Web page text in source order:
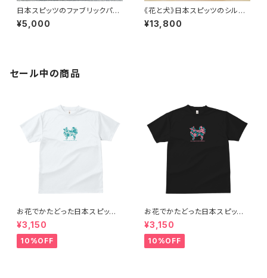
日本スピッツのファブリックパネ
ル（アートボード） 30cm x 30c
m
¥5,000
《花と犬》日本スピッツのシルエ
ットとプリザーブドフラワーの木
製ガラスフレーム（赤／レッド系
¥13,800
セール中の商品
お花でかたどった日本スピッツ
のシルエットTシャツ（メンズ：グ
リーン／ホワイト）
¥3,150
10%OFF
お花でかたどった日本スピッツ
のシルエットTシャツ（レディー
ス：ピンク＆グリーン／ブラック）
¥3,150
10%OFF